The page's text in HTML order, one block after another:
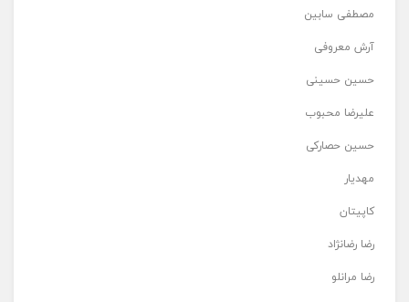
مصطفی سابین
آرش معروفی
حسین حسینی
علیرضا محبوب
حسین حصارکی
مهدیار
کاپیتان
رضا رضانژاد
رضا مرانلو